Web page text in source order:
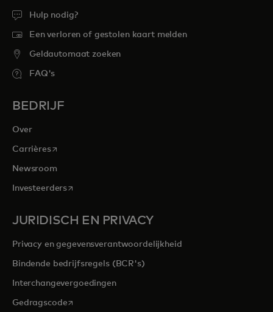
Hulp nodig?
Een verloren of gestolen kaart melden
Geldautomaat zoeken
FAQ's
BEDRIJF
Over
Carrièresopens in a new tab
Newsroom
Investeerdersopens in a new tab
JURIDISCH EN PRIVACY
Privacy en gegevensverantwoordelijkheid
Bindende bedrijfsregels (BCR's)
Interchangevergoedingen
Gedragscodeopens in a new tab